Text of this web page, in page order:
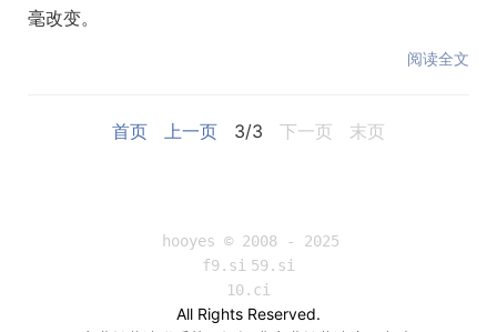
毫改变。
阅读全文
首页 上一页 3/3 下一页 末页
hooyes © 2008 - 2025
f9.si 59.si
10.ci
All Rights Reserved.